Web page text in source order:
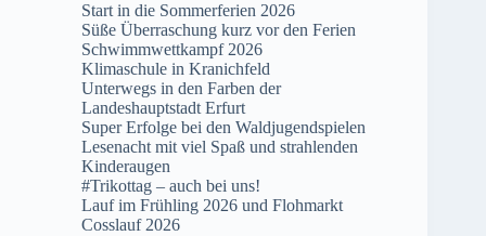
Start in die Sommerferien 2026
Süße Überraschung kurz vor den Ferien
Schwimmwettkampf 2026
Klimaschule in Kranichfeld
Unterwegs in den Farben der
Landeshauptstadt Erfurt
Super Erfolge bei den Waldjugendspielen
Lesenacht mit viel Spaß und strahlenden
Kinderaugen
#Trikottag – auch bei uns!
Lauf im Frühling 2026 und Flohmarkt
Cosslauf 2026